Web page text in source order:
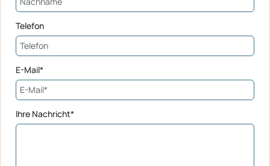
Telefon
E-Mail*
Ihre Nachricht*